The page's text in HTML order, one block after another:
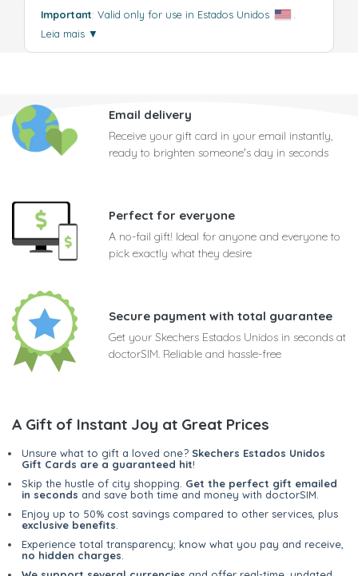
Important: Valid only for use in Estados Unidos
Leia mais ▼
Email delivery
Receive your gift card in your email instantly,
ready to brighten someone's day in seconds
Perfect for everyone
A no-fail gift! Ideal for anyone and everyone to
pick exactly what they desire
Secure payment with total guarantee
Get your Skechers Estados Unidos in seconds at
doctorSIM. Reliable and hassle-free
A Gift of Instant Joy at Great Prices
Unsure what to gift a loved one? Skechers Estados Unidos
Gift Cards are a guaranteed hit!
Skip the hustle of city shopping. Get the perfect gift emailed
in seconds and save both time and money with doctorSIM.
Enjoy up to 50% cost savings compared to other services, plus
exclusive benefits
Experience total transparency; know what you pay and receive,
no hidden charges